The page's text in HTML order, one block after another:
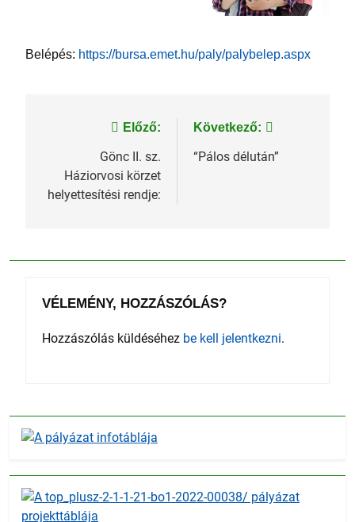
Belépés: https://bursa.emet.hu/paly/palybelep.aspx
Bejegyzés
navigáció
Előző:
Gönc II. sz.
Háziorvosi körzet
helyettesítési rendje:
Következő:
“Pálos délután”
VÉLEMÉNY, HOZZÁSZÓLÁS?
Hozzászólás küldéséhez be kell jelentkezni.